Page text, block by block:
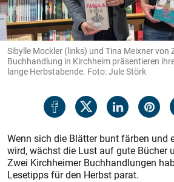
Sibylle Mockler (links) und Tina Meixner von
Buchhandlung in Kirchheim präsentieren
lange Herbstabende. Foto: Jule Störk
Wenn sich die Blätter bunt färben und
wird, wächst die Lust auf gute Bücher
Zwei Kirchheimer Buchhandlungen
Lesetipps für den Herbst parat.